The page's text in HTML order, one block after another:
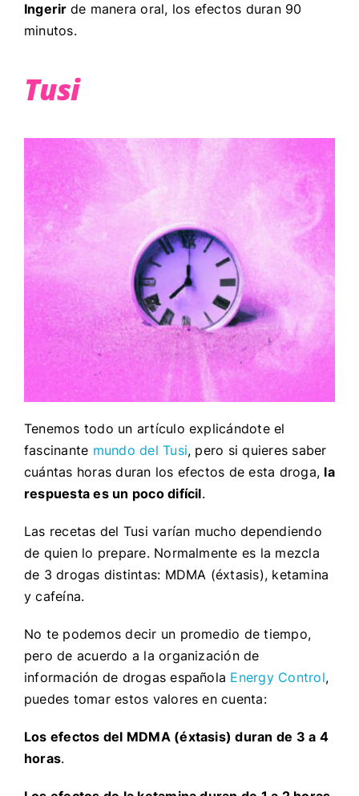
Ingerir de manera oral, los efectos duran 90
minutos.
Tusi
Tenemos todo un artículo explicándote el
fascinante mundo del Tusi, pero si quieres saber
cuántas horas duran los efectos de esta droga, la
respuesta es un poco difícil.
Las recetas del Tusi varían mucho dependiendo
de quien lo prepare. Normalmente es la mezcla
de 3 drogas distintas: MDMA (éxtasis), ketamina
y cafeína.
No te podemos decir un promedio de tiempo,
pero de acuerdo a la organización de
información de drogas española Energy Control,
puedes tomar estos valores en cuenta:
Los efectos del MDMA (éxtasis) duran de 3 a 4
horas.